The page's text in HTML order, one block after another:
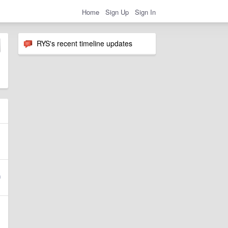
Home Sign Up Sign In
RYS's recent timeline updates